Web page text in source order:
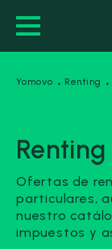
Yomovo · Renting ·
Ofertas de
particulares,
nuestro
impuestos y
24 meses
60 meses
Carrocería